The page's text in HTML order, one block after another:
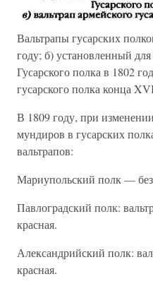
Вальтрапы гусарских
году; б) установленный
Гусарского полка в 1802
гусарского полка конца
В 1809 году, при
мундиров в гусарских
вальтрапов:
Мариупольский полк —
Павлоградский полк:
красная.
Александрийский полк:
красная.